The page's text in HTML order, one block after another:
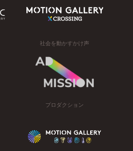
社会を動かすかけ声
プロダクション